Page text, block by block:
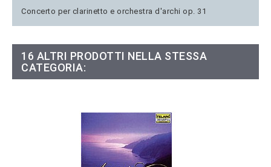
Concerto per clarinetto e orchestra d'archi op. 31
16 ALTRI PRODOTTI NELLA STESSA
CATEGORIA: